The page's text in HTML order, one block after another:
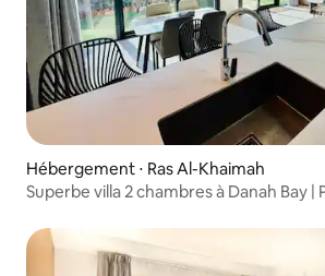
Hébergement ⋅ Ras Al-Khaimah
Superbe villa 2 chambres à Danah Bay |